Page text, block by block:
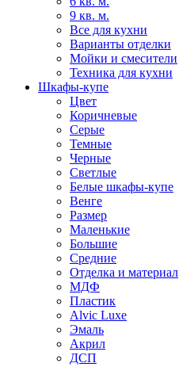
9 кв. м.
Все для кухни
Варианты отделки
Мойки и смесители
Техника для кухни
Шкафы-купе
Цвет
Коричневые
Серые
Темные
Черные
Светлые
Белые шкафы-купе
Венге
Размер
Маленькие
Большие
Средние
Отделка и материал
МДФ
Пластик
Alvic Luxe
Эмаль
Акрил
ДСП